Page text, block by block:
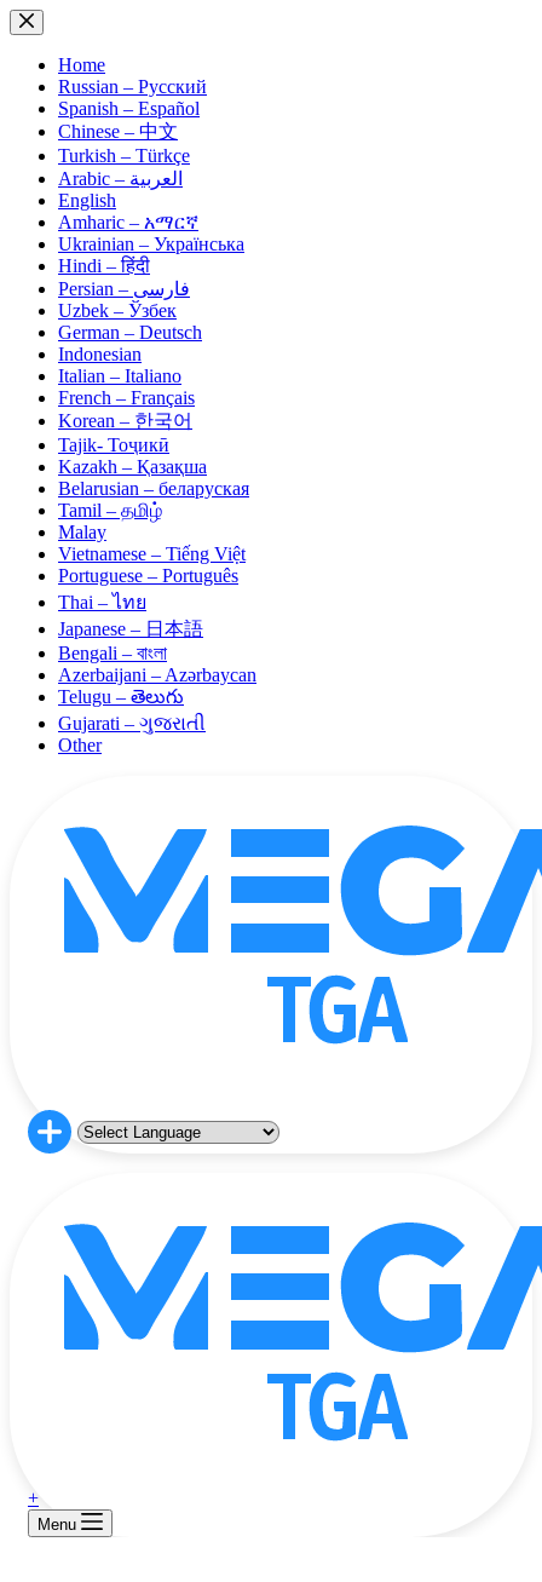
Skip
to
contentHome
Russian – Русский
Spanish – Español
Chinese – 中文
Turkish – Türkçe
Arabic – العربية
English
Amharic – አማርኛ
Ukrainian – Українська
Hindi – हिंदी
Persian – فارسی
Uzbek – Ўзбек
German – Deutsch
Indonesian
Italian – Italiano
French – Français
Korean – 한국어
Tajik- Тоҷикӣ
Kazakh – Қазақша
Belarusian – беларуская
Tamil – தமிழ்
Malay
Vietnamese – Tiếng Việt
Portuguese – Português
Thai – ไทย
Japanese – 日本語
Bengali – বাংলা
Azerbaijani – Azərbaycan
Telugu – తెలుగు
Gujarati – ગુજરાતી
Other
+
Menu